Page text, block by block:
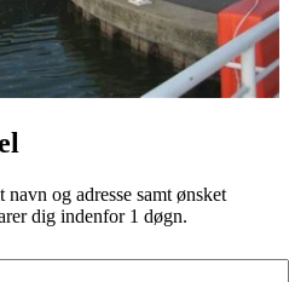
og adresse samt ønsket
dig indenfor 1 døgn.